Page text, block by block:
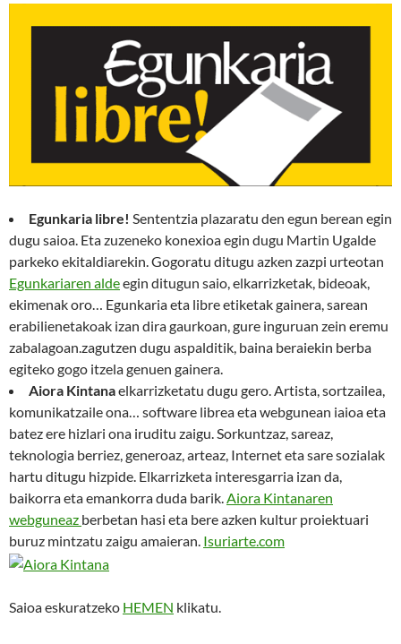
Egunkaria libre! Sententzia plazaratu den egun berean egin
dugu saioa. Eta zuzeneko konexioa egin dugu Martin Ugalde
parkeko ekitaldiarekin. Gogoratu ditugu azken zazpi urteotan
Egunkariaren aldeegin ditugun saio, elkarrizketak, bideoak,
ekimenak oro… Egunkaria eta libre etiketak gainera, sarean
erabilienetakoak izan dira gaurkoan, gure inguruan zein eremu
zabalagoan.zagutzen dugu aspalditik, baina beraiekin berba
egiteko gogo itzela genuen gainera.
Aiora Kintanaelkarrizketatu dugu gero. Artista, sortzailea,
komunikatzaile ona… software librea eta webgunean iaioa eta
batez ere hizlari ona iruditu zaigu. Sorkuntzaz, sareaz,
teknologia berriez, generoaz, arteaz, Internet eta sare sozialak
hartu ditugu hizpide. Elkarrizketa interesgarria izan da,
baikorra eta emankorra duda barik.Aiora Kintanaren
webguneaz berbetan hasi eta bere azken kultur proiektuari
buruz mintzatu zaigu amaieran. Isuriarte.com
Saioa eskuratzeko HEMEN klikatu.